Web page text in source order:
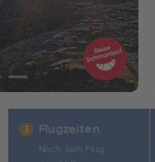
3 Flugzeiten
Noch kein Flug